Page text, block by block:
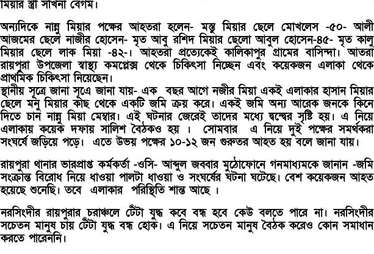
মিয়ার স্ত্রী সখিনা বেগম।
অন্যদিকে নান্নু মিয়ার পক্ষের আহতরা হলেন- মস্তু মিয়ার ছেলে মোখলেস -৫০- আলী
আজমের ছেলে নাজীর হোসেন- মৃত আবু রশিদ মিয়ার ছেলো আবুল হোসেন-৪৫- মৃত কালু
মিয়ার ছেলে লাক মিয়া -৪২-। আহতরা প্রত্যেকেই কালিকাপুর গ্রামের বাসিন্দা। আতরা
রায়পুরা উপজেলা স্বাস্থ্য কমপ্লেক্স থেকে চিকিৎসা নিচ্ছেন এবং কয়েকজন এলাকা থেকে
প্রাথমিক চিকিৎসা নিয়েছেন।
স্থানীয় সূত্রে জানা সূএে জানা যায়- এক বছর আগে নজীর মিয়া একই এলাকার হাসান মিয়ার
ছেলে মনু মিয়ার কাছ থেকে একটি জমি ক্রয় করে। একই জমি অন্য আরেক জনকে কিনে
দিতে চান নান্নু মিয়া মেম্বার। এই ঘটনার জেরেই তাদের মধ্যে দ্বন্দ্বের সৃষ্টি হয়। এ নিয়ে
এলাকায় কয়েক দফায় সালিশ বৈঠকও হয় । সোমবার এ নিয়ে দুই পক্ষের সমর্থকরা
সংঘর্ষে জড়িয়ে পড়ে। এতে উভয় পক্ষের ১০-১২ জন গুরুতর আহত হয় বলে জানা যায়।
রায়পুরা থানার ভারপ্রাপ্ত কর্মকর্তা -ওসি- আব্দুল জব্বার মুঠোফোনে গনমাধ্যমকে জানান -জমি
সংক্রান্ত বিরোধ নিয়ে ধাওয়া পালটা ধাওয়া ও সংঘর্ষের ঘটনা ঘটেছে। বেশ কয়েকজন আহত
হয়েছে শুনেছি। তবে এলাকার পরিস্থিতি শান্ত আছে ।
নরসিংদীর রায়পুরার চরাঞ্চলে টেঁটা যুদ্ধ কবে বন্ধ হবে কেউ বলতে পারে না। নরসিংদীর
সচেতন মানুষ চায় টেঁটা যুদ্ধ বন্ধ হোক। এ নিয়ে সচেতন মানুষ বৈঠক করেও কোন সমাধান
করতে পারেননি।